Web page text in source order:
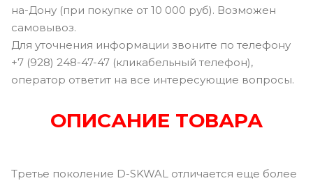
на-Дону (при покупке от 10 000 руб). Возможен
самовывоз.
Для уточнения информации звоните по телефону
+7 (928) 248-47-47 (кликабельный телефон),
оператор ответит на все интересующие вопросы.
ОПИСАНИЕ ТОВАРА
Третье поколение D-SKWAL отличается еще более